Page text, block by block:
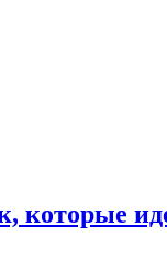
которые